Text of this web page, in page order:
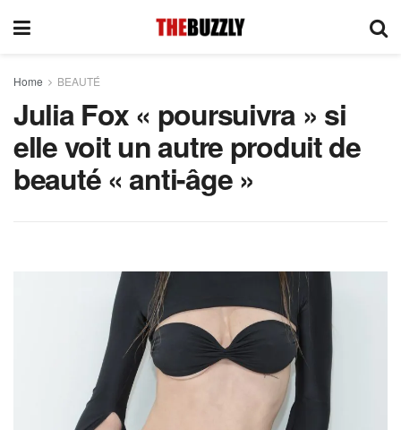
Home BEAUTÉ
Julia Fox « poursuivra » si
elle voit un autre produit de
beauté « anti-âge »